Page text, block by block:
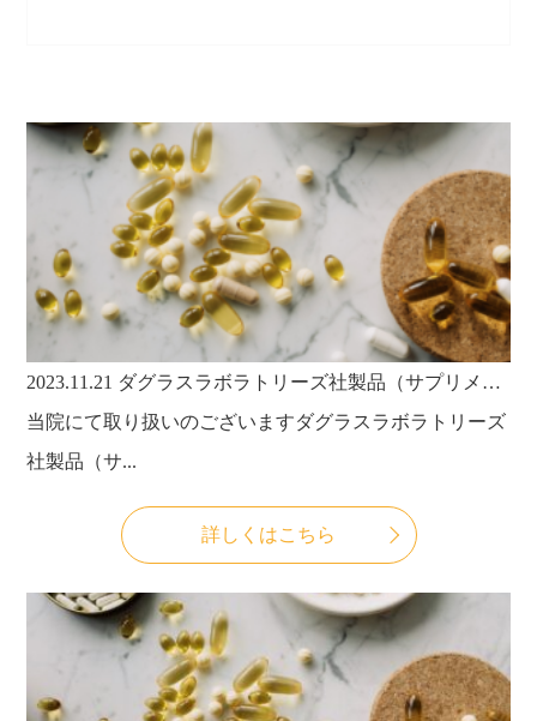
2023.11.21 ダグラスラボラトリーズ社製品（サプリメント）の価格改定のお知らせ
当院にて取り扱いのございますダグラスラボラトリーズ
社製品（サ...
詳しくはこちら